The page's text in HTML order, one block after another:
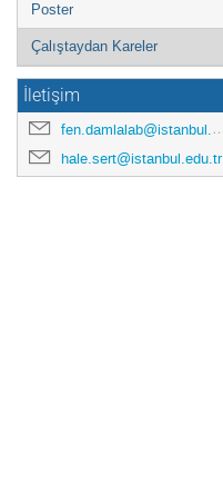
Poster
Çalıştaydan Kareler
İletişim
fen.damlalab@istanbul.edu.tr
hale.sert@istanbul.edu.tr